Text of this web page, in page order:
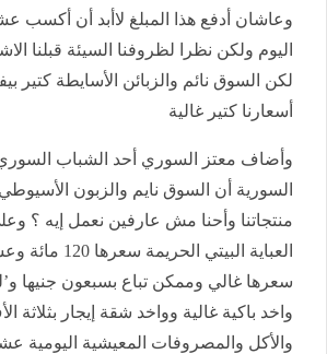
وعاشان أدفع هذا المبلغ لاأبد أن أكسب
اليوم ولكن نظرا لظروفنا السيئة قبلنا
لكن السوق نائم والزبائن الأسايطة كتير
أسعارنا كتير غالية
وأضاف معتز السوري أحد الشباب السوري
السورية أن السوق نايم والزبون
منتجاتنا وأحنا مش عارفين نعمل إيه ؟
العباية البيتي
سعرها غالي وممكن تباع بسبعون جنيها
واخد باكية غالية وواخد شقة إيجار بثلاثة
والأكل والمصروفات المعيشية اليومية